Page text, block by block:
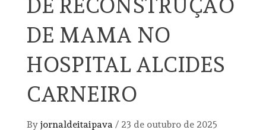
DE RECONSTRUÇÃO
DE MAMA NO
HOSPITAL ALCIDES
CARNEIRO
By jornaldeitaipava / 23 de outubro de 2025